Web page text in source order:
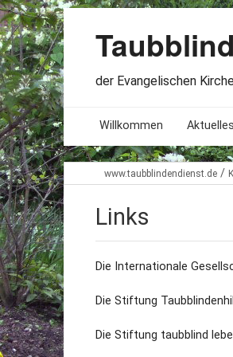
der Evangelischen
Willkommen Aktuelles
www.taubblindendienst.de /
Links
Die Internationale
Die Stiftung
Die Stiftung taubblind